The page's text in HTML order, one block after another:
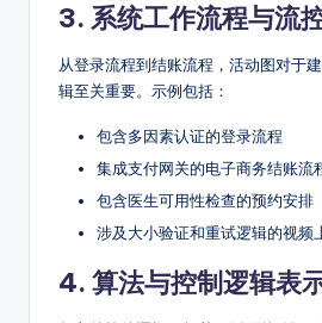
3. 系统工作流程与流
从登录流程到结账流程，活动图对于
辑至关重要。示例包括：
包含多因素认证的登录流程
集成支付网关的电子商务结账流
包含医生可用性检查的预约安排
涉及大小验证和重试逻辑的视频
4. 算法与控制逻辑表